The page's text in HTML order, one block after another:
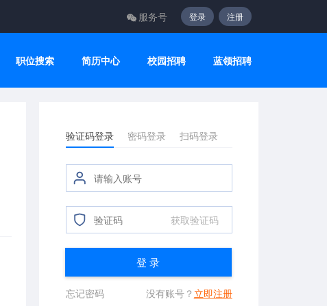
服务号 登录 注册
职位搜索 简历中心 校园招聘 蓝领招聘
验证码登录 密码登录 扫码登录
获取验证码
登 录
忘记密码 没有账号？ 立即注册